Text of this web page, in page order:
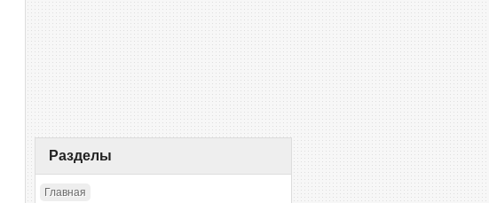
Разделы
Главная